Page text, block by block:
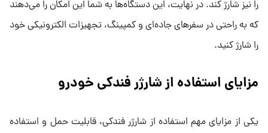
را نیز شارژ کند. در نهایت، این دستگاه‌ها به شما این امکان را می‌دهند
که به راحتی در سفرهای جاده‌ای و کمپینگ، تجهیزات الکترونیکی خود
را شارژ کنید.
مزایای استفاده از شارژر فندکی خودرو
یکی از مزایای مهم استفاده از شارژر فندکی، قابلیت حمل و استفاده